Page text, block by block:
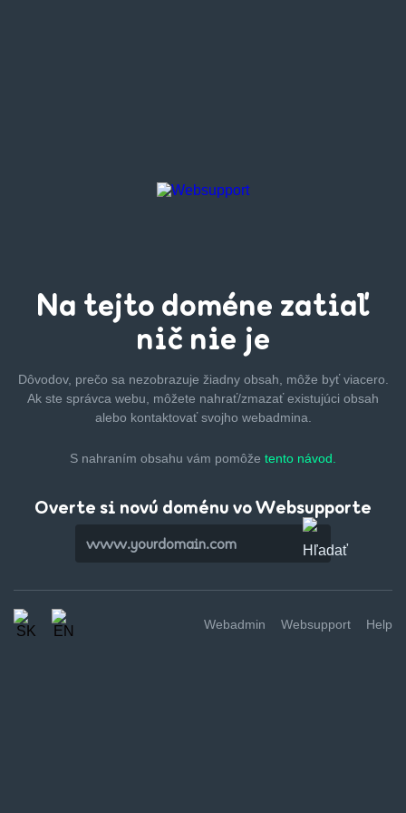
Na tejto doméne zatiaľ
nič nie je
Dôvodov, prečo sa nezobrazuje žiadny obsah, môže byťviacero.
Ak ste správca webu, môžete nahrať/zmazaťexistujúci obsah
alebo kontaktovať svojho webadmina.
S nahraním obsahu vám pomôže tento návod.
Overte si novú doménu vo Websupporte
Webadmin Websupport Help